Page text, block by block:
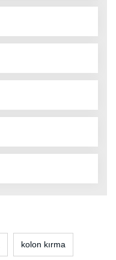
kolon kırma